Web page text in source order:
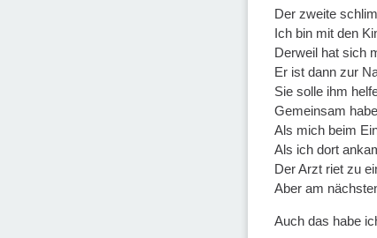
Der zweite
Ich bin mit den
Derweil hat sich
Er ist dann zur
Sie solle ihm
Gemeinsam
Als mich beim
Als ich dort
Der Arzt riet zu
Aber am
Auch das habe